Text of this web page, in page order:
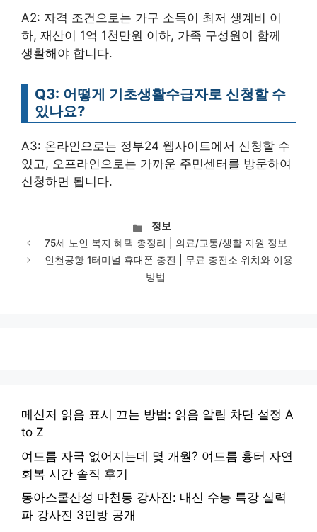
A2: 자격 조건으로는 가구 소득이 최저 생계비 이
하, 재산이 1억 1천만원 이하, 가족 구성원이 함께
생활해야 합니다.
Q3: 어떻게 기초생활수급자로 신청할 수
있나요?
A3: 온라인으로는 정부24 웹사이트에서 신청할 수
있고, 오프라인으로는 가까운 주민센터를 방문하여
신청하면 됩니다.
카
테
고
리
정보
75세 노인 복지 혜택 총정리 | 의료/교통/생활 지원 정보
인천공항 1터미널 휴대폰 충전 | 무료 충전소 위치와 이용
방법
메신저 읽음 표시 끄는 방법: 읽음 알림 차단 설정 A
to Z
여드름 자국 없어지는데 몇 개월? 여드름 흉터 자연
회복 시간 솔직 후기
동아스쿨산성 마천동 강사진: 내신 수능 특강 실력
파 강사진 3인방 공개